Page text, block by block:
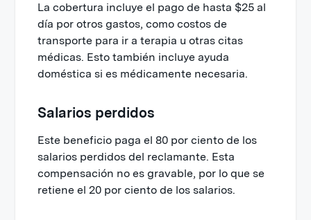
La cobertura incluye el pago de hasta $25 al
día por otros gastos, como costos de
transporte para ir a terapia u otras citas
médicas. Esto también incluye ayuda
doméstica si es médicamente necesaria.
Salarios perdidos
Este beneficio paga el 80 por ciento de los
salarios perdidos del reclamante. Esta
compensación no es gravable, por lo que se
retiene el 20 por ciento de los salarios.